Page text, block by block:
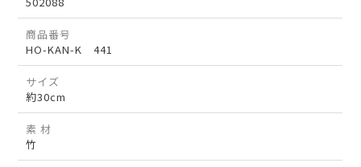
商品番号
HO-KAN-K 441
サイズ
約30cm
素 材
竹